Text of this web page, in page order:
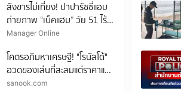
สังขารไม่เที่ยง! ปาปารัซซี่แอบ
ถ่ายภาพ “เบ็คแฮม” วัย 51 ไร้
ฟิลเตอร์ เผยให้เห็นผมบาง-
Manager Online
โคตรอภิมหาเศรษฐี! "โรนัลโด้"
อวดของเล่นที่สะสมแต่ราคาแรง
ทะลุเกิน 4,000 ล้าน
sanook.com